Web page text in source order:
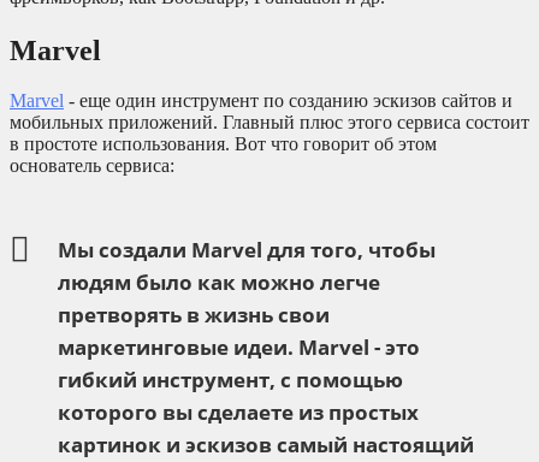
Marvel
Marvel - еще один инструмент по созданию эскизов сайтов и
мобильных приложений. Главный плюс этого сервиса состоит
в простоте использования. Вот что говорит об этом
основатель сервиса:
Мы создали Marvel для того, чтобы
людям было как можно легче
претворять в жизнь свои
маркетинговые идеи. Marvel - это
гибкий инструмент, с помощью
которого вы сделаете из простых
картинок и эскизов самый настоящий